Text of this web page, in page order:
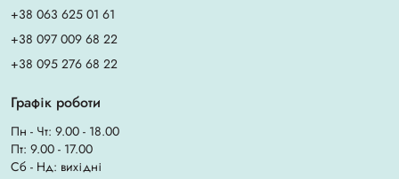
+38 063 625 01 61
+38 097 009 68 22
+38 095 276 68 22
Графік роботи
Пн - Чт: 9.00 - 18.00
Пт: 9.00 - 17.00
Сб - Нд: вихідні